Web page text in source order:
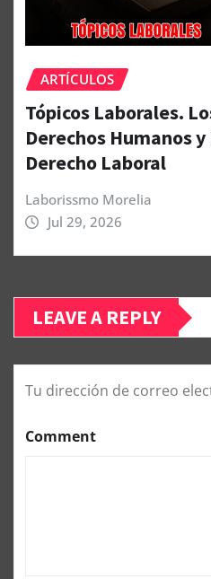
ARTÍCULOS
Tópicos Laborales.
Derechos Humanos y
Derecho Laboral
Laborissmo Morelia
Jul 29, 2026
LEAVE A REPLY
Tu dirección de correo
Comment